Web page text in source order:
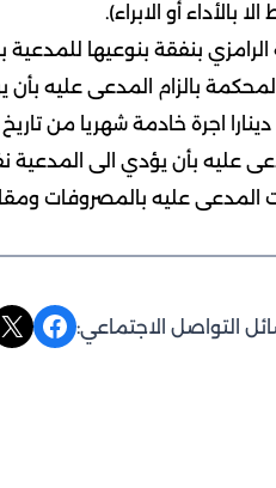
بالأداء أو الابراء).
بنفقة بنوعيها للمدعية
عليه بأن يؤدي الى المدعية
التواصل الاجتماعي: Share on Facebook
Share on X